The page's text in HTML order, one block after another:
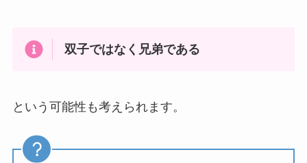
双子ではなく兄弟である
という可能性も考えられます。